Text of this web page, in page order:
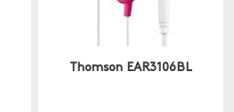
Thomson EAR3106BL